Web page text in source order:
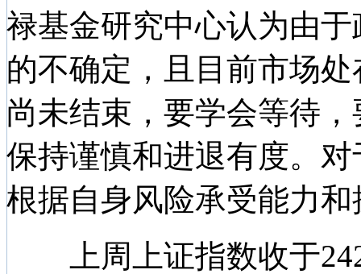
禄基金研究中心认为由
的不确定，且目前市场
尚未结束，要学会等待
保持谨慎和进退有度。
根据自身风险承受能力
上周上证指数收于